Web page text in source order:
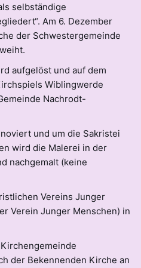
selbständige
Am 6. Dezember
der Schwestergemeinde
aufgelöst und auf dem
Wiblingwerde
Nachrodt-
und um die Sakristei
wird die Malerei in der
nachgemalt (keine
Vereins Junger
Verein Junger Menschen) in
der Bekennenden Kirche an